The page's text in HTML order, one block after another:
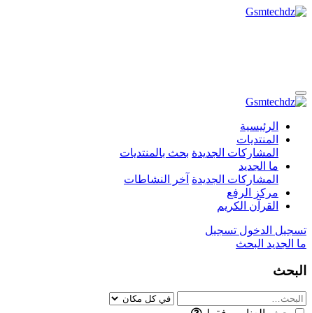
الرئيسية
المنتديات
المشاركات الجديدة بحث بالمنتديات
ما الجديد
المشاركات الجديدة آخر النشاطات
مركز الرفع
القرآن الكريم
تسجيل الدخول تسجيل
ما الجديد البحث
البحث